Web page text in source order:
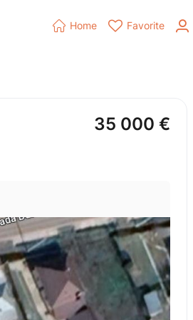
35 000 €
 Home  Favorite 